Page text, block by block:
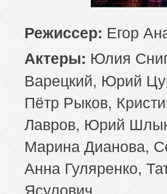
Режиссер: Егор
Актеры: Юлия
Варецкий, Юрий
Пётр Рыков,
Лавров, Юрий
Марина Дианова,
Анна Гуляренко,
Ясулович